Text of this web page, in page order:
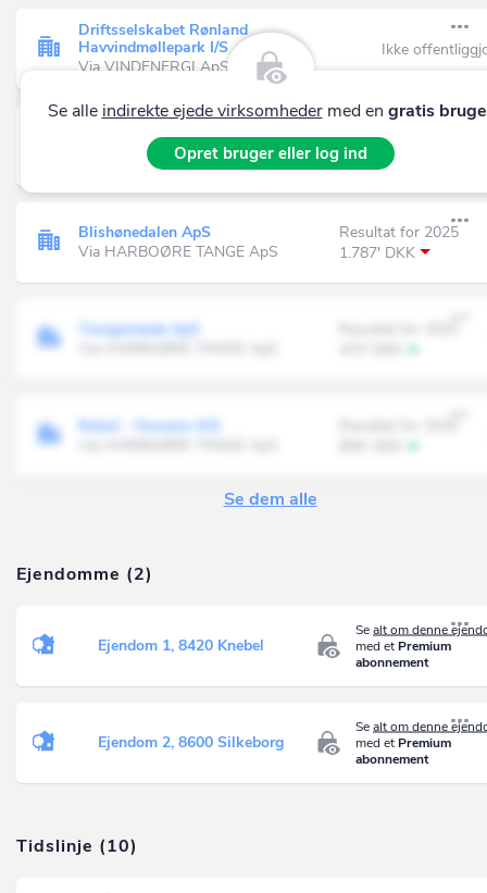
Driftsselskabet Rønland
Havvindmøllepark I/S
Via VINDENERGI ApS
Ikke
Odinsparken ApS
Via HARBOØRE TANGE ApS
Resultat for 2025
977' DKK
Blishønedalen ApS
Via HARBOØRE TANGE ApS
Resultat for 2025
1.787' DKK
Trangstræde ApS
Retail - Horsens K/S
Se alle indirekte ejede virksomhedermed en gratis
Opret bruger eller log ind
Se dem alle
Ejendomme (2)
Sealt om denne
med et Premium
abonnement
Ejendom 1, 8420 Knebel
Sealt om denne
med et Premium
abonnement
Ejendom 2, 8600 Silkeborg
Tidslinje (10)